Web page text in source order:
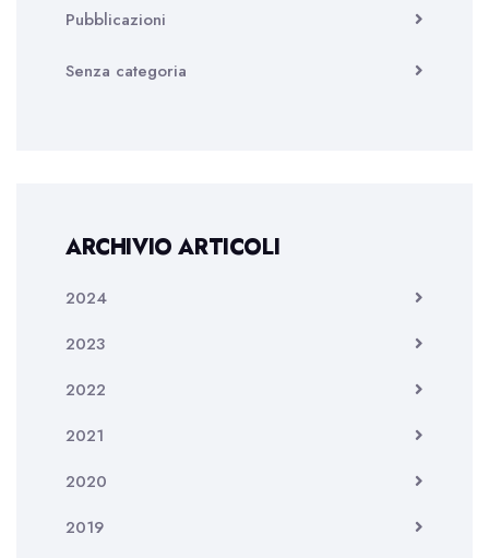
Pubblicazioni
Senza categoria
ARCHIVIO ARTICOLI
2024
2023
2022
2021
2020
2019